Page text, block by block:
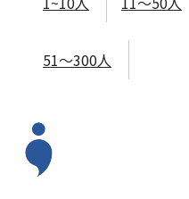
51～300人